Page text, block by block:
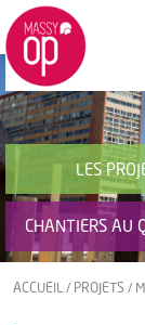
LES
CHANTIERS AU
ACCUEIL / PROJETS /